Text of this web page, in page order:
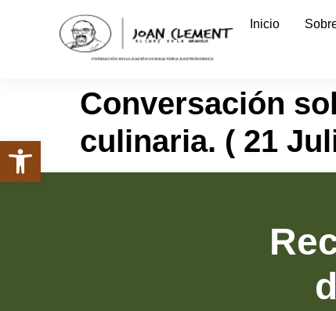
Abrir barra de herramientas
Inicio
Conversación
culinaria. ( 21